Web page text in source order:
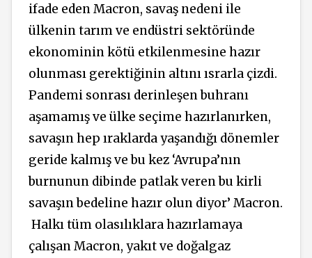
ifade eden Macron, savaş nedeni ile
ülkenin tarım ve endüstri sektöründe
ekonominin kötü etkilenmesine hazır
olunması gerektiğinin altını ısrarla çizdi.
Pandemi sonrası derinleşen buhranı
aşamamış ve ülke seçime hazırlanırken,
savaşın hep ıraklarda yaşandığı dönemler
geride kalmış ve bu kez ‘Avrupa’nın
burnunun dibinde patlak veren bu kirli
savaşın bedeline hazır olun diyor’ Macron.
Halkı tüm olasılıklara hazırlamaya
çalışan Macron, yakıt ve doğalgaz